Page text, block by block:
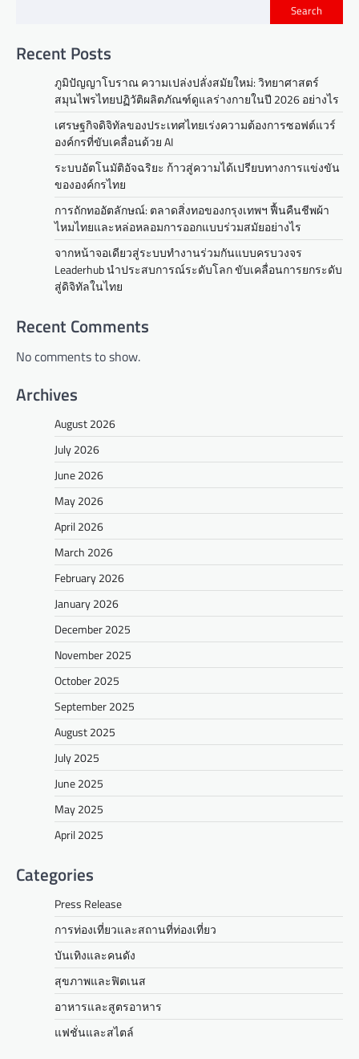
s
Search
Recent Posts
ภูมิปัญญาโบราณ ความเปล่งปลั่งสมัยใหม่: วิทยาศาสตร์
สมุนไพรไทยปฏิวัติผลิตภัณฑ์ดูแลร่างกายในปี 2026 อย่างไร
เศรษฐกิจดิจิทัลของประเทศไทยเร่งความต้องการซอฟต์แวร์
องค์กรที่ขับเคลื่อนด้วย AI
ระบบอัตโนมัติอัจฉริยะ ก้าวสู่ความได้เปรียบทางการแข่งขัน
ขององค์กรไทย
การถักทออัตลักษณ์: ตลาดสิ่งทอของกรุงเทพฯ ฟื้นคืนชีพผ้า
ไหมไทยและหล่อหลอมการออกแบบร่วมสมัยอย่างไร
จากหน้าจอเดียวสู่ระบบทำงานร่วมกันแบบครบวงจร
Leaderhub นำประสบการณ์ระดับโลก ขับเคลื่อนการยกระดับ
สู่ดิจิทัลในไทย
Recent Comments
No comments to show.
Archives
August 2026
July 2026
June 2026
May 2026
April 2026
March 2026
February 2026
January 2026
December 2025
November 2025
October 2025
September 2025
August 2025
July 2025
June 2025
May 2025
April 2025
Categories
Press Release
การท่องเที่ยวและสถานที่ท่องเที่ยว
บันเทิงและคนดัง
สุขภาพและฟิตเนส
อาหารและสูตรอาหาร
แฟชั่นและสไตล์